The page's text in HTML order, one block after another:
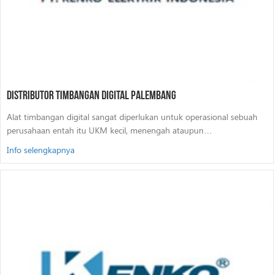
Distributor Timbangan Digital Palembang
Alat timbangan digital sangat diperlukan untuk operasional sebuah
perusahaan entah itu UKM kecil, menengah ataupun…
Info selengkapnya